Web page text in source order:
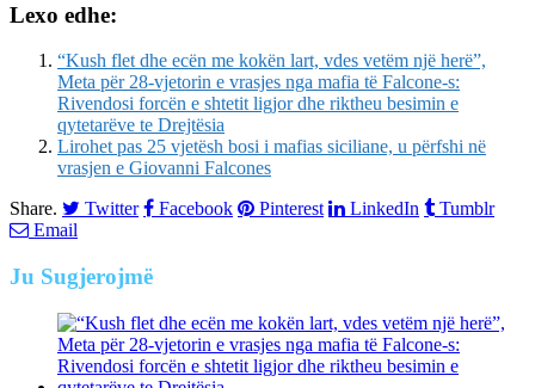
Lexo edhe:
“Kush flet dhe ecën me kokën lart, vdes vetëm një herë”,
Meta për 28-vjetorin e vrasjes nga mafia të Falcone-s:
Rivendosi forcën e shtetit ligjor dhe riktheu besimin e
qytetarëve te Drejtësia
Lirohet pas 25 vjetësh bosi i mafias siciliane, u përfshi në
vrasjen e Giovanni Falcones
Share.
Twitter Facebook Pinterest LinkedIn
Tumblr
Email
Ju Sugjerojmë